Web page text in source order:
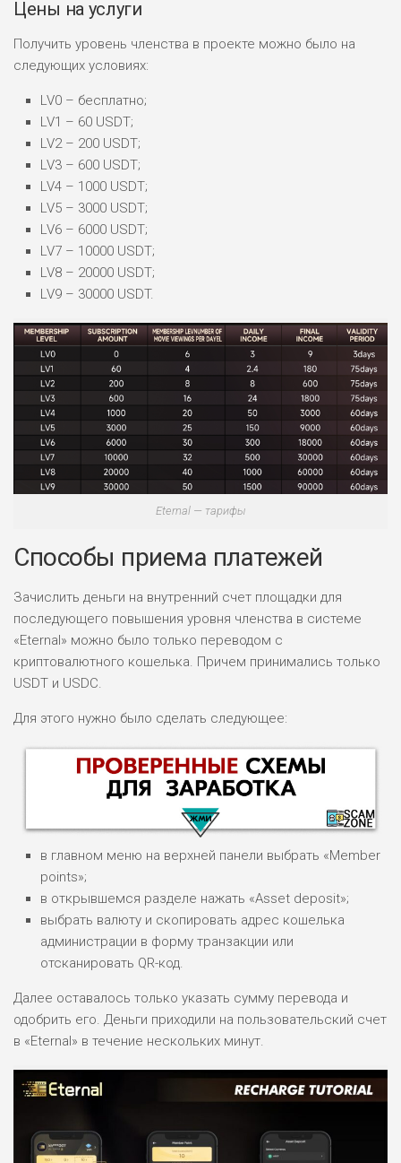
Цены на услуги
Получить уровень членства в проекте можно было на
следующих условиях:
LV0 – бесплатно;
LV1 – 60 USDT;
LV2 – 200 USDT;
LV3 – 600 USDT;
LV4 – 1000 USDT;
LV5 – 3000 USDT;
LV6 – 6000 USDT;
LV7 – 10000 USDT;
LV8 – 20000 USDT;
LV9 – 30000 USDT.
Eternal — тарифы
Способы приема платежей
Зачислить деньги на внутренний счет площадки для
последующего повышения уровня членства в системе
«Eternal» можно было только переводом с
криптовалютного кошелька. Причем принимались только
USDT и USDC.
Для этого нужно было сделать следующее:
НАЗВАНИЕ
ВСЕМ
БЮДЖЕТ: ВЫСОКИЙ
М СТАВОК
в главном меню на верхней панели выбрать «Member
points»;
в открывшемся разделе нажать «Asset deposit»;
выбрать валюту и скопировать адрес кошелька
администрации в форму транзакции или
отсканировать QR-код.
Далее оставалось только указать сумму перевода и
одобрить его. Деньги приходили на пользовательский счет
в «Eternal» в течение нескольких минут.